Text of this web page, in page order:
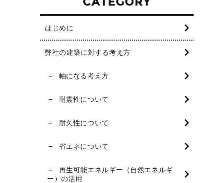
はじめに
弊社の建築に対する考え方
軸になる考え方
耐震性について
耐久性について
省エネについて
再生可能エネルギー（自然エネルギ
ー）の活用